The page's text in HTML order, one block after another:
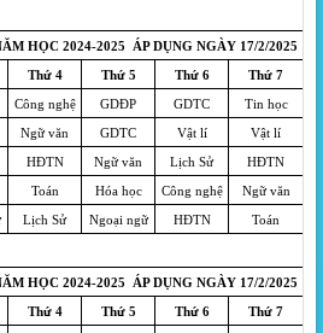
HỌC 2024-2025 ÁP DỤNG NGÀY 17/2/2025
Thứ 4 Thứ 5 Thứ 6 Thứ 7
Công nghệ GDĐP GDTC
Tin học
Ngữ văn GDTC Vật lí
Vật lí
HĐTN Ngữ văn Lịch Sử
HĐTN
Toán Hóa học Công nghệ
Ngữ văn
Lịch Sử Ngoại ngữ HĐTN Toán
HỌC 2024-2025 ÁP DỤNG NGÀY 17/2/2025
Thứ 4 Thứ 5 Thứ 6 Thứ 7